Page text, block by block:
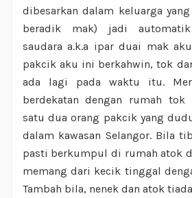
dibesarkan dalam keluarga
beradik mak) jadi
saudara a.k.a ipar duai mak
pakcik aku ini berkahwin, tok
ada lagi pada waktu itu.
berdekatan dengan rumah tok
satu dua orang pakcik yang
dalam kawasan Selangor. Bila
pasti berkumpul di rumah atok
memang dari kecik tinggal
Tambah bila, nenek dan atok